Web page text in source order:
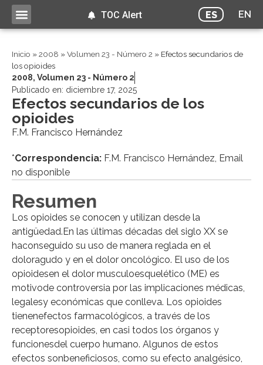
ES EN
TOC Alert
Inicio »2008 »Volumen 23 - Número 2 » Efectos secundarios de
los opioides
2008, Volumen 23 - Número 2
Publicado en: diciembre 17, 2025
Efectos secundarios de los
opioides
F.M. Francisco Hernández
*Correspondencia: F.M. Francisco Hernández, Email
no disponible
Resumen
Los opioides se conocen y utilizan desde la
antigüedad.En las últimas décadas del siglo XX se
haconseguido su uso de manera reglada en el
doloragudo y en el dolor oncológico. El uso de los
opioidesen el dolor musculoesquelético (ME) es
motivode controversia por las implicaciones médicas,
legalesy económicas que conlleva. Los opioides
tienenefectos farmacológicos, a través de los
receptoresopioides, en casi todos los órganos y
funcionesdel cuerpo humano. Algunos de estos
efectos sonbeneficiosos, como su efecto analgésico,